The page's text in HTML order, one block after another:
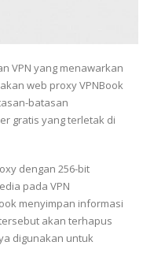
VPN yang menawarkan
web proxy VPNBook
batasan
gratis yang terletak di
dengan 256-bit
pada VPN
menyimpan informasi
akan terhapus
digunakan untuk